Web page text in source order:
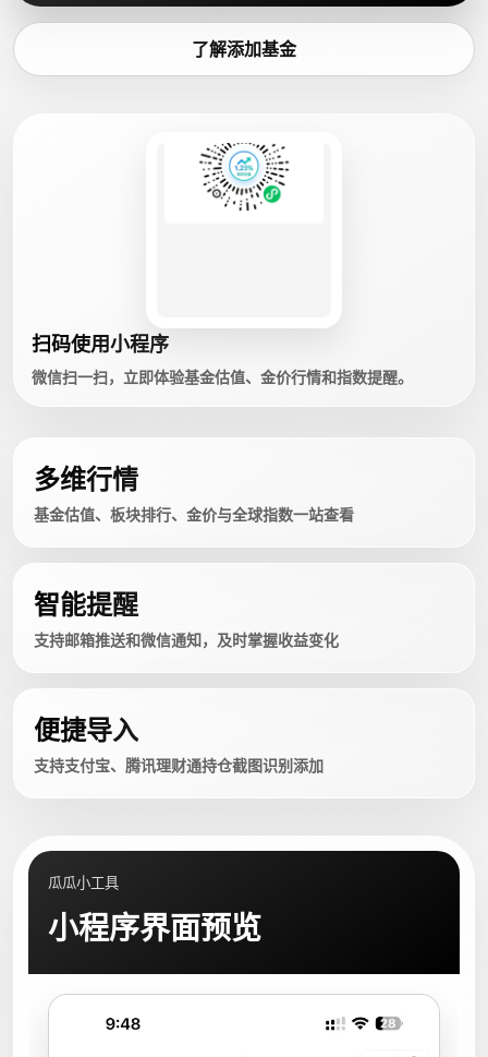
了解添加基金
扫码使用小程序
微信扫一扫，立即体验基金估值、金价行情和指数提醒。
多维行情
基金估值、板块排行、金价与全球指数一站查看
智能提醒
支持邮箱推送和微信通知，及时掌握收益变化
便捷导入
支持支付宝、腾讯理财通持仓截图识别添加
瓜瓜小工具
小程序界面预览